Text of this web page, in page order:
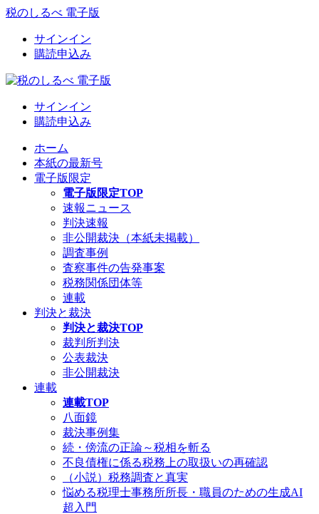
税のしるべ 電子版
サインイン
購読申込み
サインイン
購読申込み
ホーム
本紙の最新号
電子版限定
電子版限定TOP
速報ニュース
判決速報
非公開裁決（本紙未掲載）
調査事例
査察事件の告発事案
税務関係団体等
連載
判決と裁決
判決と裁決TOP
裁判所判決
公表裁決
非公開裁決
連載
連載TOP
八面鏡
裁決事例集
続・傍流の正論～税相を斬る
不良債権に係る税務上の取扱いの再確認
（小説）税務調査と真実
悩める税理士事務所所長・職員のための生成AI
超入門